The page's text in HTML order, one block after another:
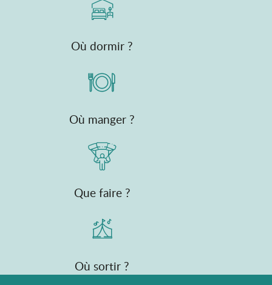
Où dormir ?
Où manger ?
Que faire ?
Où sortir ?